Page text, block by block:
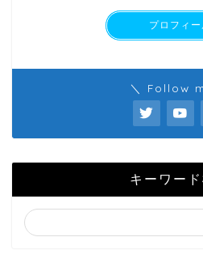
プロフィー
＼ Follow
キーワー